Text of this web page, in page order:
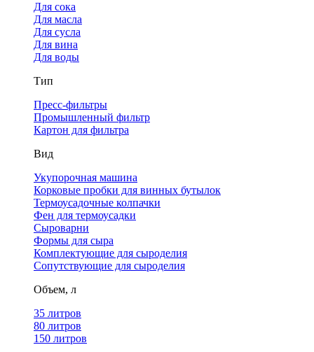
Для сока
Для масла
Для сусла
Для вина
Для воды
Тип
Пресс-фильтры
Промышленный фильтр
Картон для фильтра
Вид
Укупорочная машина
Корковые пробки для винных бутылок
Термоусадочные колпачки
Фен для термоусадки
Сыроварни
Формы для сыра
Комплектующие для сыроделия
Сопутствующие для сыроделия
Объем, л
35 литров
80 литров
150 литров